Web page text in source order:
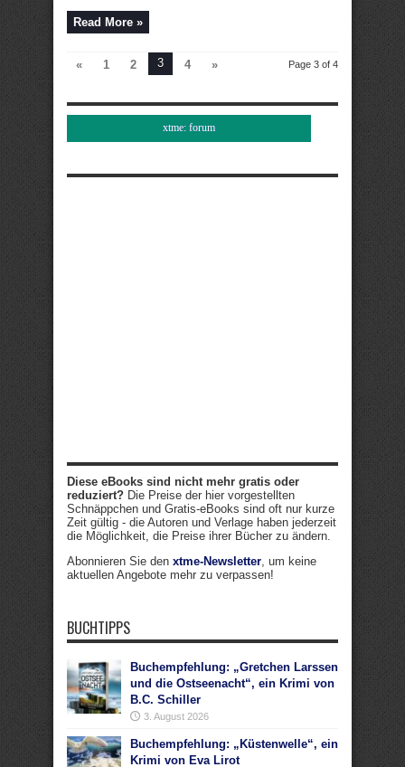
Read More »
Page 3 of 4
« 1 2 3 4 »
xtme: forum
Diese eBooks sind nicht mehr gratis oder
reduziert? Die Preise der hier vorgestellten
Schnäppchen und Gratis-eBooks sind oft nur kurze
Zeit gültig - die Autoren und Verlage haben jederzeit
die Möglichkeit, die Preise ihrer Bücher zu ändern.
Abonnieren Sie den xtme-Newsletter, um keine
aktuellen Angebote mehr zu verpassen!
BUCHTIPPS
Buchempfehlung: „Gretchen Larssen
und die Ostseenacht“, ein Krimi von
B.C. Schiller
3. August 2026
Buchempfehlung: „Küstenwelle“, ein
Krimi von Eva Lirot